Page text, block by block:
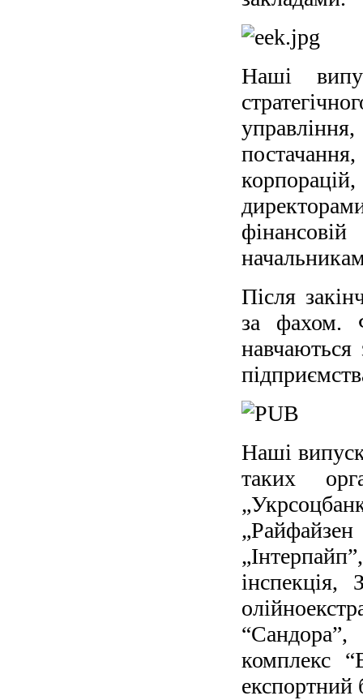
Наші
постачання,
Після
за фахом.
Наші
таких
комплекс
експортний